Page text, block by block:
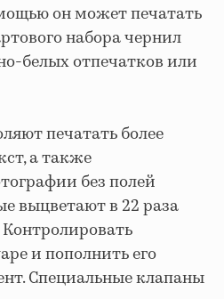
он может печатать
набора чернил
белых отпечатков или
печатать более
а также
без полей
выцветают в 22 раза
и пополнить его
Специальные клапаны